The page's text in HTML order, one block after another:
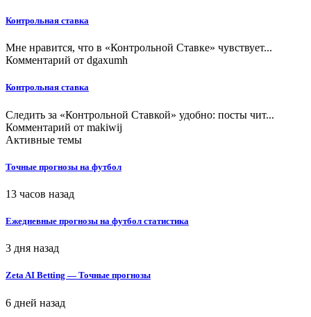
Контрольная ставка
Мне нравится, что в «Контрольной Ставке» чувствует...
Комментарий от dgaxumh
Контрольная ставка
Следить за «Контрольной Ставкой» удобно: посты чит...
Комментарий от makiwij
Активные темы
Точные прогнозы на футбол
13 часов назад
Ежедневные прогнозы на футбол статистика
3 дня назад
Zeta AI Betting — Точные прогнозы
6 дней назад